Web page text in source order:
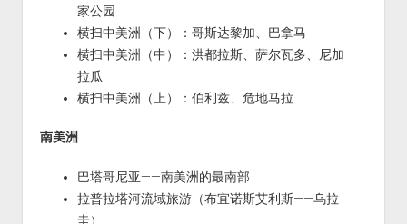
家公园
横扫中美洲（下）：哥斯达黎加、巴拿马
横扫中美洲（中）：洪都拉斯、萨尔瓦多、尼加
拉瓜
横扫中美洲（上）：伯利兹、危地马拉
南美洲
巴塔哥尼亚——南美洲的最南部
拉普拉塔河流域旅游（布宜诺斯艾利斯——乌拉
圭）